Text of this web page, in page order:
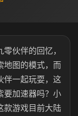
伙伴的回忆，
地图的模式，而
伴一起玩耍，这
要加速器吗？小
款游戏目前大陆